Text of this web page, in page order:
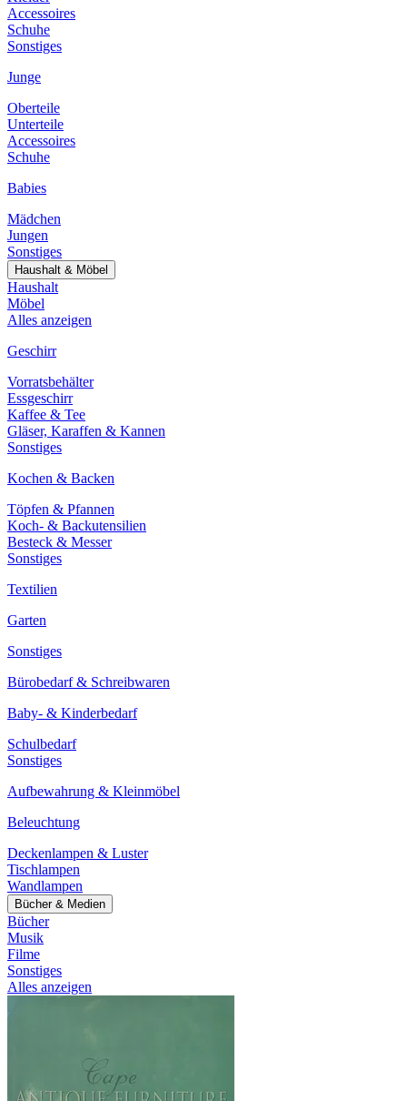
Accessoires
Schuhe
Sonstiges
Junge
Oberteile
Unterteile
Accessoires
Schuhe
Babies
Mädchen
Jungen
Sonstiges
Haushalt & Möbel
Haushalt
Möbel
Alles anzeigen
Geschirr
Vorratsbehälter
Essgeschirr
Kaffee & Tee
Gläser, Karaffen & Kannen
Sonstiges
Kochen & Backen
Töpfen & Pfannen
Koch- & Backutensilien
Besteck & Messer
Sonstiges
Textilien
Garten
Sonstiges
Bürobedarf & Schreibwaren
Baby- & Kinderbedarf
Schulbedarf
Sonstiges
Aufbewahrung & Kleinmöbel
Beleuchtung
Deckenlampen & Luster
Tischlampen
Wandlampen
Bücher & Medien
Bücher
Musik
Filme
Sonstiges
Alles anzeigen